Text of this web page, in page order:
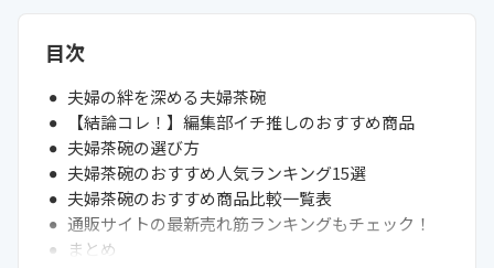
目次
夫婦の絆を深める夫婦茶碗
【結論コレ！】編集部イチ推しのおすすめ商品
夫婦茶碗の選び方
夫婦茶碗のおすすめ人気ランキング15選
夫婦茶碗のおすすめ商品比較一覧表
通販サイトの最新売れ筋ランキングもチェック！
まとめ